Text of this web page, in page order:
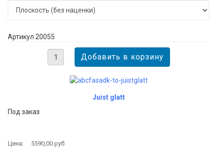
Артикул 20055
Juist glatt
Под заказ
Цена: 5590,00 руб